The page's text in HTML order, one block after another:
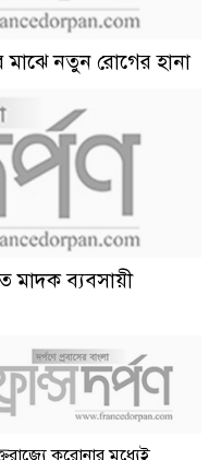
মাঝে নতুন রোগের হানা
মাদক ব্যবসায়ী